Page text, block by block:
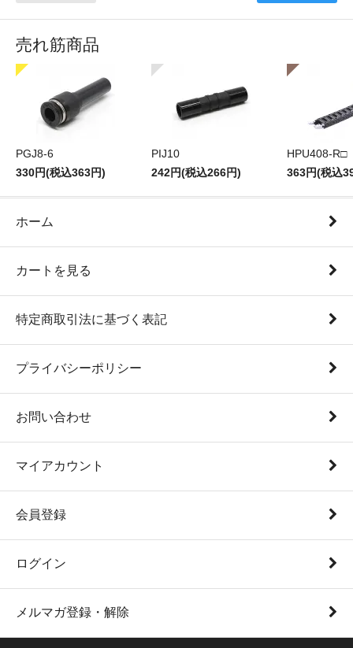
売れ筋商品
PGJ8-6
330円(税込363円)
PIJ10
242円(税込266円)
HPU408-R□
363円(税込
ホーム
カートを見る
特定商取引法に基づく表記
プライバシーポリシー
お問い合わせ
マイアカウント
会員登録
ログイン
メルマガ登録・解除